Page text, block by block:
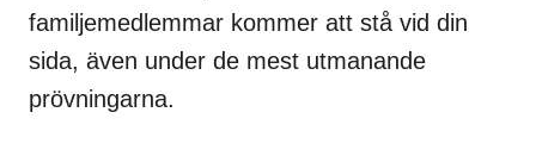
familjemedlemmar kommer att stå vid din
sida, även under de mest utmanande
prövningarna.